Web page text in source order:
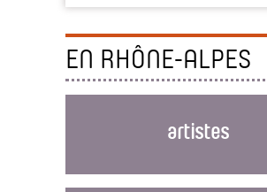
EN RHÔNE-ALPES
artistes